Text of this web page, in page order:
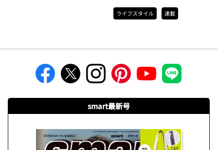
ライフスタイル 連載
smart最新号